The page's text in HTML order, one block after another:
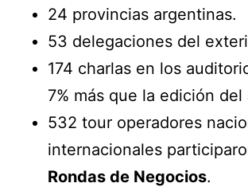
24 provincias argentinas.
53 delegaciones del
174 charlas en los
7% más que la edición del
532 tour operadores
internacionales
Rondas de Negocios.